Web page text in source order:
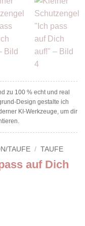
zu 100 % echt und real
Design gestalte ich
KI-Werkzeuge, um dir
TAUFE / TAUFE
auf Dich